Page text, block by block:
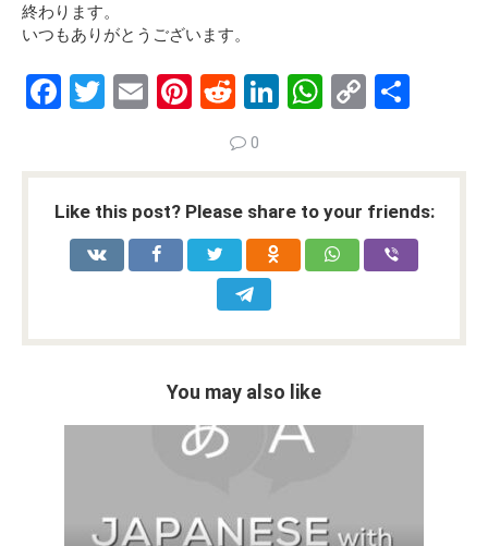
終わります。
いつもありがとうございます。
F
ce
b
o
o
T
tt
er
E
ail
Pi
er
es
t
R
e
d
di
t
Li
ke
dI
n
W
at
A
p
C
py
Li
n
k
ar
e
0
Like this post? Please share to your friends:
You may also like